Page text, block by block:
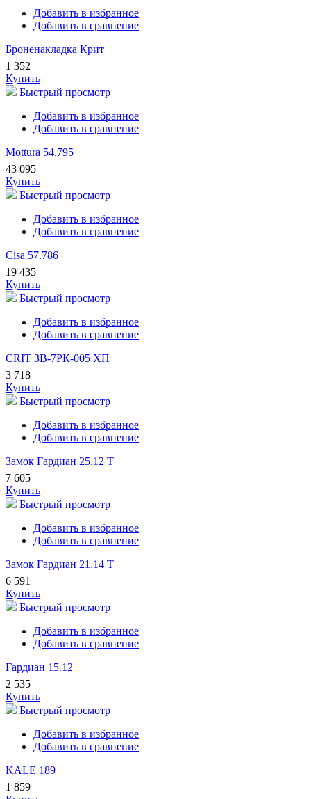
Добавить в избранное
Добавить в сравнение
Броненакладка Крит
1 352
Купить
Быстрый просмотр
Добавить в избранное
Добавить в сравнение
Mottura 54.795
43 095
Купить
Быстрый просмотр
Добавить в избранное
Добавить в сравнение
Cisa 57.786
19 435
Купить
Быстрый просмотр
Добавить в избранное
Добавить в сравнение
CRIT ЗВ-7РК-005 ХП
3 718
Купить
Быстрый просмотр
Добавить в избранное
Добавить в сравнение
Замок Гардиан 25.12 Т
7 605
Купить
Быстрый просмотр
Добавить в избранное
Добавить в сравнение
Замок Гардиан 21.14 Т
6 591
Купить
Быстрый просмотр
Добавить в избранное
Добавить в сравнение
Гардиан 15.12
2 535
Купить
Быстрый просмотр
Добавить в избранное
Добавить в сравнение
KALE 189
1 859